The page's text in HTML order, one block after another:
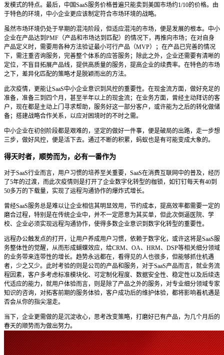
发模式的特点。最后，中国SaaS服务价格普遍只能卖到美国市场约1/10的价格。由
于特色的环境，中小企业更应该制定符合市场环境的战略。
虽然市场环境仍处于早期的混沌阶段，但适应混沌的市场，便是发展的根本。中小
企业在产品达到PMF（产品和市场达到匹配）的情况下，再推向市场；在对自身
产品定义时，需要用各种方法验证最小可行产品（MVP）；在产品已完善的情况
下，需注重咨询服务，完善整个体系的应答服务；除此之外，企业还需要有清晰的
定位，不盲目拓展产品线，提供高质量的服务，提高企业的续费率。在特色的市场
之下，差异化匹配的策略才是脱颖而出的方法。
此次疫情，更能让SaaS中小企业意识到风控的重要性。在现金流方面，做好充足的
准备，准备三到四个月，甚至半年以上的现金流；在业务方面，曾经主动拜访的客
户，现在都是主动上门寻求帮助，服务好这一部分客户，或许能为之后的转化做储
备；搭建战略合作关系，以应对困境时的不时之需。
中小企业在初创阶段都是艰难的，坚定的做好一件事，便是破局的出路，走一步想
三步，做好风控，便是活下去。通过不断的积累，蚂蚁也是有可能变成大象的。
得天时者，顺势而为，必有一番作为
对于SaaS行业而言，用户习惯的培养至关重要，SaaS在消费互联网中的普及，经历
了5年的过渡，而此次疫情则是打开了企业数字化转型的枷锁，如钉钉每天有40到
50多万的下载量，实现了运程沟通协作的爆炸式增长。
曾经SaaS服务总是难以让企业相信其明显效用，节约成本，提高效率都需要一定的
磨合过程，特别是在传统企业中，并不一定愿意为其买单，但此次倒逼医院、学
校、企业必须实现远程沟通协作，使得多数企业意识到数字化转型的重要性。
远程办公触发点的打开，让用户养成用户习惯，依赖于数字化，或许这将是SaaS服
务整体性的觉醒，从而形成蝴蝶效应，给CRM、OA、HRM、DSP等相关细分领域
的业务带来连带性的增长。趋势永远都在，看得见的人也很多，但能够抓住机遇
者，少之又少。此时考验的则是公司的产品和服务，对于SaaS产品而言，就业务流
程因素，客户多考虑标准模块化、可定制化程度、数据安全性、稳定性以及后续迭
代适应的能力，就用户体验而言，则是除了产品之外的服务，对专业细分领域专家
知识的咨询，对拓客前期的服务体验，客户成功后的维护体验，都将影响着机遇是
否会从你的指尖溜走。
当下，企业更需做的是沉淀收心，思考改变策略，打磨好已有产品，为几个月后的
春天的顺势而为做出努力。